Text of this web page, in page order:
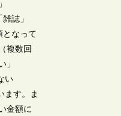
誌」
となって
複数回
」
い
ます。ま
金額に